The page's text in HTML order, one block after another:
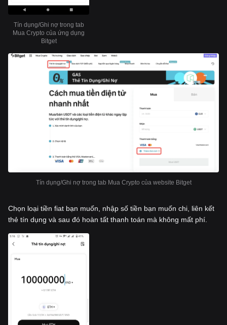
Tín dụng/Ghi nợ trong tab
Mua Crypto của ứng dụng
Bitget
Tín dụng/Ghi nợ trong tab Mua Crypto của website Bitget
Chọn loại tiền fiat bạn muốn, nhập số tiền bạn muốn chi, liên kết
thẻ tín dụng và sau đó hoàn tất thanh toán mà không mất phí.